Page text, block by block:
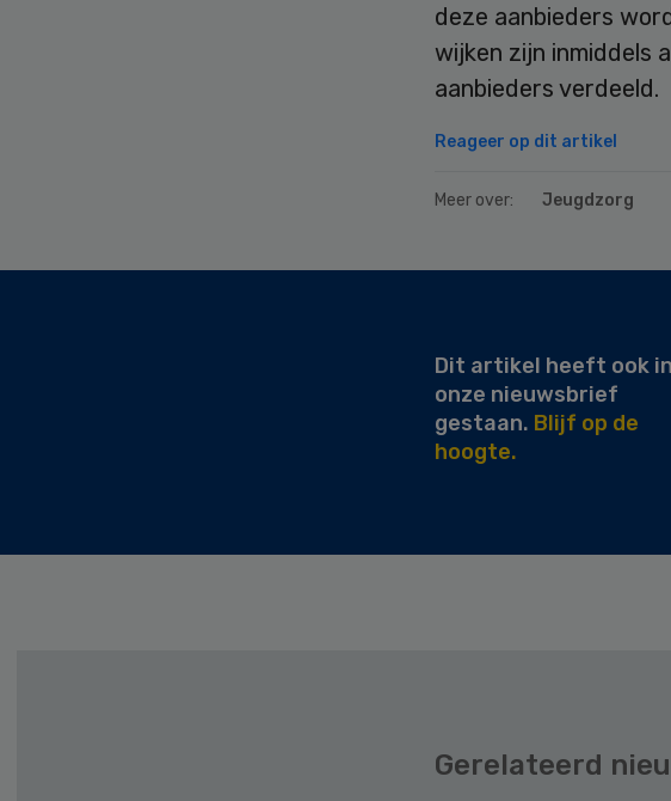
deze aanbieders
wijken zijn inmiddels
aanbieders verdeeld.
Reageer op dit artikel
Meer over: Jeugdzorg
Dit artikel heeft ook in
onze nieuwsbrief
gestaan. Blijf op de
hoogte.
Gerelateerd